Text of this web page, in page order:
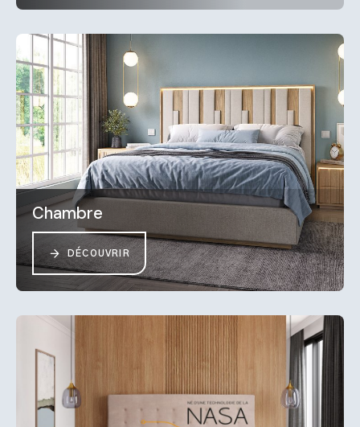
Chambre
DÉCOUVRIR